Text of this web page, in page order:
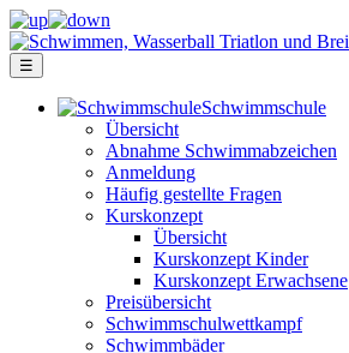
☰
Schwimm­schule
Übersicht
Ab­nah­me Schwimm­ab­zei­chen
Anmeldung
Häufig gestellte Fragen
Kurs­konzept
Übersicht
Kurskonzept Kinder
Kurskonzept Erwachsene
Preis­über­sicht
Schwimm­schul­wett­kampf
Schwimm­bäder